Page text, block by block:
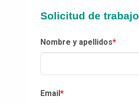
Solicitud de trabajo
Nombre y apellidos*
Email *